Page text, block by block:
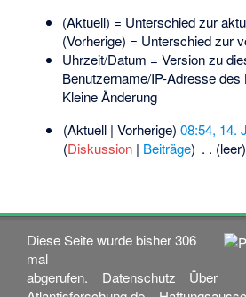
(Aktuell) = Unterschied zur
(Vorherige) = Unterschied zur
Uhrzeit/Datum = Version zu
Benutzername/IP-Adresse des
Kleine Änderung
(Aktuell | Vorherige) 08:54, 14.
(Diskussion | Beiträge) . . (leer)
Diese Seite wurde bisher 306
mal
abgerufen.
Datenschutz
Über